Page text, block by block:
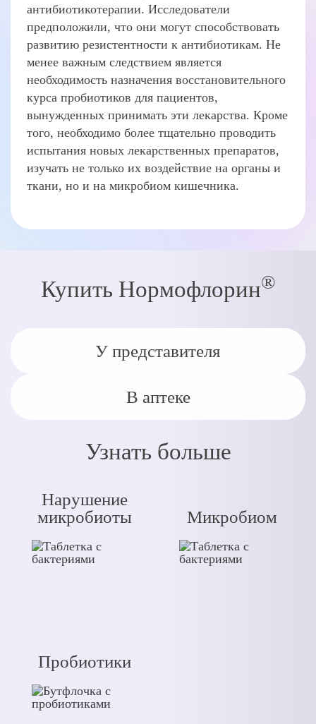
антибиотикотерапии. Исследователи
предположили, что они могут способствовать
развитию резистентности к антибиотикам. Не
менее важным следствием является
необходимость назначения восстановительного
курса пробиотиков для пациентов,
вынужденных принимать эти лекарства. Кроме
того, необходимо более тщательно проводить
испытания новых лекарственных препаратов,
изучать не только их воздействие на органы и
ткани, но и на микробиом кишечника.
Купить Нормофлорин®
У представителя
В аптеке
Узнать больше
Нарушение
микробиоты
Микробиом
Пробиотики